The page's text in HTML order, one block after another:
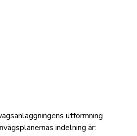
utformning
indelning är: